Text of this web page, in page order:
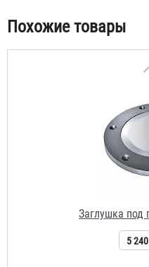
Табы
Похожие товары
Заглушка